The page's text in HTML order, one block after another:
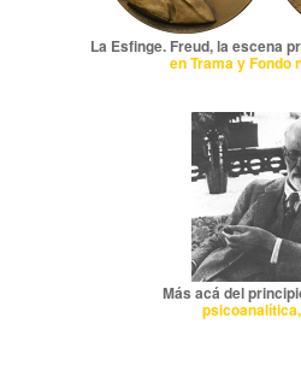
La Esfinge. Freud, la escena
en Trama y Fondo
Más acá del